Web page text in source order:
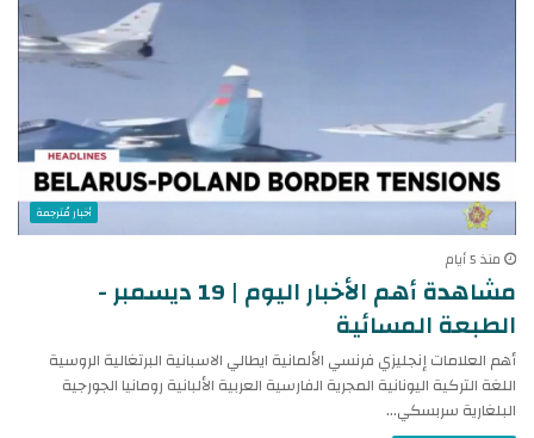
أخبار مُترجمة
منذ 5 أيام
مشاهدة أهم الأخبار اليوم | 19 ديسمبر -
الطبعة المسائية
أهم العلامات إنجليزي فرنسي الألمانية ايطالي الاسبانية البرتغالية الروسية
اللغة التركية اليونانية المجرية الفارسية العربية الألبانية رومانيا الجورجية
البلغارية سربسكي…